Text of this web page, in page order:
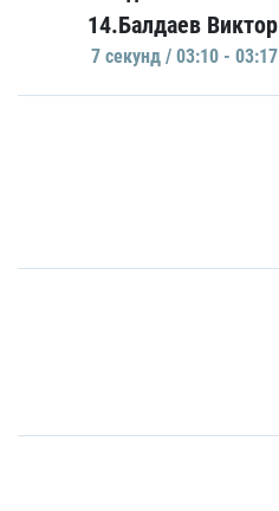
14.Балдаев Виктор
7 секунд / 03:10 - 03:17